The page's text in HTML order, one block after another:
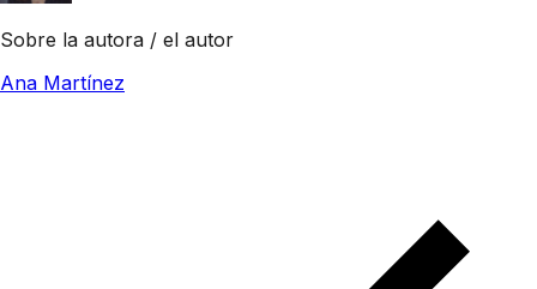
Sobre la autora / el autor
Ana Martínez